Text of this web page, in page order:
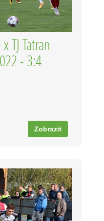
TJ Tatran
- 3:4
Zobrazit